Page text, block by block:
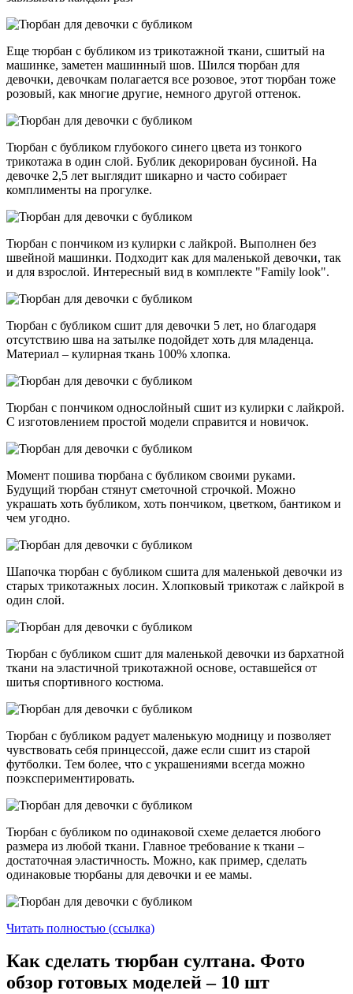
Еще тюрбан с бубликом из трикотажной ткани, сшитый на
машинке, заметен машинный шов. Шился тюрбан для
девочки, девочкам полагается все розовое, этот тюрбан тоже
розовый, как многие другие, немного другой оттенок.
Тюрбан с бубликом глубокого синего цвета из тонкого
трикотажа в один слой. Бублик декорирован бусиной. На
девочке 2,5 лет выглядит шикарно и часто собирает
комплименты на прогулке.
Тюрбан с пончиком из кулирки с лайкрой. Выполнен без
швейной машинки. Подходит как для маленькой девочки, так
и для взрослой. Интересный вид в комплекте "Family look".
Тюрбан с бубликом сшит для девочки 5 лет, но благодаря
отсутствию шва на затылке подойдет хоть для младенца.
Материал – кулирная ткань 100% хлопка.
Тюрбан с пончиком однослойный сшит из кулирки с лайкрой.
С изготовлением простой модели справится и новичок.
Момент пошива тюрбана с бубликом своими руками.
Будущий тюрбан стянут сметочной строчкой. Можно
украшать хоть бубликом, хоть пончиком, цветком, бантиком и
чем угодно.
Шапочка тюрбан с бубликом сшита для маленькой девочки из
старых трикотажных лосин. Хлопковый трикотаж с лайкрой в
один слой.
Тюрбан с бубликом сшит для маленькой девочки из бархатной
ткани на эластичной трикотажной основе, оставшейся от
шитья спортивного костюма.
Тюрбан с бубликом радует маленькую модницу и позволяет
чувствовать себя принцессой, даже если сшит из старой
футболки. Тем более, что с украшениями всегда можно
поэкспериментировать.
Тюрбан с бубликом по одинаковой схеме делается любого
размера из любой ткани. Главное требование к ткани –
достаточная эластичность. Можно, как пример, сделать
одинаковые тюрбаны для девочки и ее мамы.
Читать полностью (ссылка)
Как сделать тюрбан султана. Фото
обзор готовых моделей – 10 шт